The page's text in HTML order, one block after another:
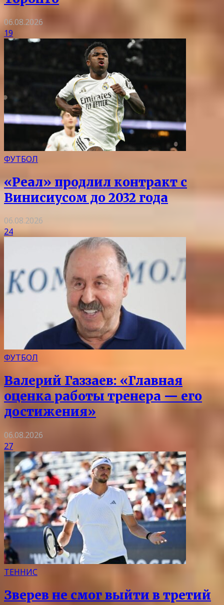
06.08.2026
19
ФУТБОЛ
«Реал» продлил контракт с
Винисиусом до 2032 года
06.08.2026
24
ФУТБОЛ
Валерий Газзаев: «Главная
оценка работы тренера — его
достижения»
06.08.2026
27
ТЕННИС
Зверев не смог выйти в третий